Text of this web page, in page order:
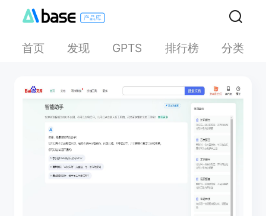
首页 发现 GPTS 排行榜 分类